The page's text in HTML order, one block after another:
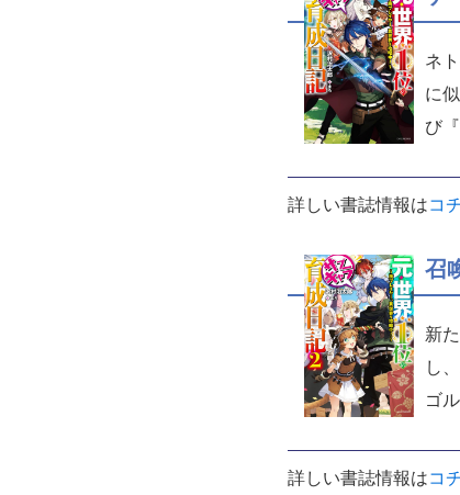
ネ
に
び
詳しい書誌情報はコ
召
新
し
ゴ
詳しい書誌情報はコ